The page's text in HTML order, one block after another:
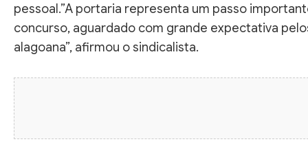
pessoal.”A portaria representa um passo
concurso, aguardado com grande expectativa
alagoana”, afirmou o sindicalista.